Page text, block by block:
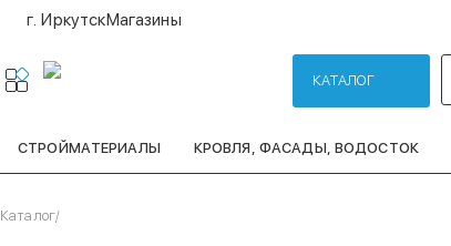
г. ИркутскМагазины
КАТАЛОГ
СТРОЙМАТЕРИАЛЫ КРОВЛЯ, ФАСАДЫ, ВОДОСТОК
Каталог/